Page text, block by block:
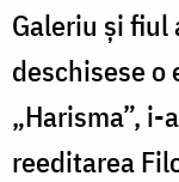
Galeriu și fiul
deschisese o
„Harisma”,
reeditarea